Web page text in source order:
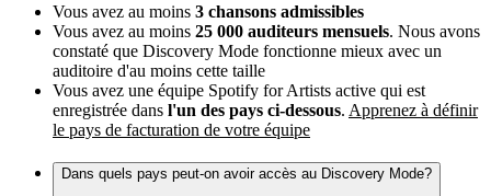
Vous avez au moins 3 chansons admissibles
Vous avez au moins 25 000 auditeurs mensuels. Nous avons
constaté que Discovery Mode fonctionne mieux avec un
auditoire d'au moins cette taille
Vous avez une équipe Spotify for Artists active qui est
enregistrée dans l'un des pays ci-dessous. Apprenez à définir
le pays de facturation de votre équipe
Dans quels pays peut-on avoir accès au Discovery Mode?